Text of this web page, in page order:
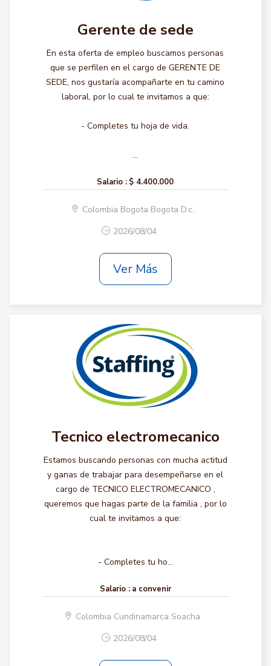
Gerente de sede
En esta oferta de empleo buscamos personas
que se perfilen en el cargo de GERENTE DE
SEDE, nos gustaría acompañarte en tu camino
laboral, por lo cual te invitamos a que:
- Completes tu hoja de vida.
...
Salario : $ 4.400.000
Colombia Bogota Bogota D.c.
2026/08/04
Ver Más
Tecnico electromecanico
Estamos buscando personas con mucha actitud
y ganas de trabajar para desempeñarse en el
cargo de TECNICO ELECTROMECANICO ,
queremos que hagas parte de la familia , por lo
cual te invitamos a que:
- Completes tu ho...
Salario : a convenir
Colombia Cundinamarca Soacha
2026/08/04